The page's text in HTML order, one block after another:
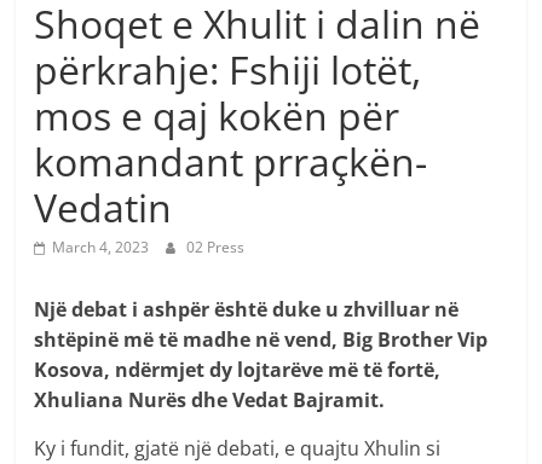
Shoqet e Xhulit i dalin në
përkrahje: Fshiji lotët,
mos e qaj kokën për
komandant prraçkën-
Vedatin
March 4, 2023 02 Press
Një debat i ashpër është duke u zhvilluar në
shtëpinë më të madhe në vend, Big Brother Vip
Kosova, ndërmjet dy lojtarëve më të fortë,
Xhuliana Nurës dhe Vedat Bajramit.
Ky i fundit, gjatë një debati, e quajtu Xhulin si